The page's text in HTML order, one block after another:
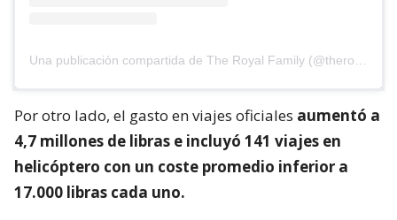
Por otro lado, el gasto en viajes oficiales aumentó a
4,7 millones de libras e incluyó 141 viajes en
helicóptero con un coste promedio inferior a
17.000 libras cada uno.